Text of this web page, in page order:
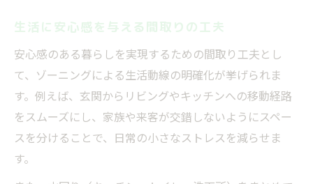
生活に安心感を与える間取りの工夫
安心感のある暮らしを実現するための間取り工夫とし
て、ゾーニングによる生活動線の明確化が挙げられま
す。例えば、玄関からリビングやキッチンへの移動経路
をスムーズにし、家族や来客が交錯しないようにスペー
スを分けることで、日常の小さなストレスを減らせま
す。